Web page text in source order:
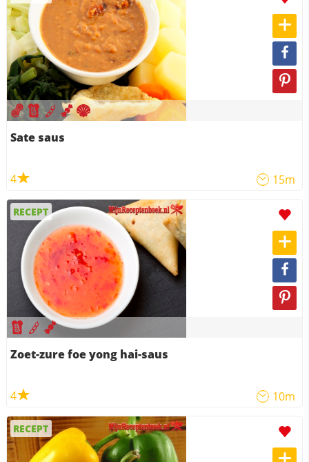
Sate saus
4 15m
RECEPT
Zoet-zure foe yong hai-saus
4 10m
RECEPT